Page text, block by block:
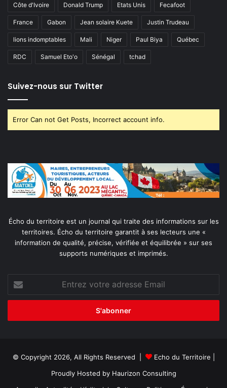
Côte d'Ivoire Donald Trump Etats Unis Fecafoot
France Gabon Jean solaire Kuete Justin Trudeau
lions indomptables Mali Niger Paul Biya Québec
RDC Samuel Eto'o Sénégal tchad
Suivez-nous sur Twitter
Error Can not Get Posts, Incorrect account info.
Écho du territoire est un journal qui traite des informations sur les
territoires. Écho du territoire garantit à ses lecteurs une «
information de qualité, précise, vérifiée et équilibrée » sur ses
supports numériques et imprimés.
votre
adresse
© Copyright 2026, All Rights Reserved | Echo du Territoire
Proudly Hosted by Haurizon Consulting